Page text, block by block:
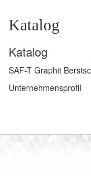
Katalog
Katalog
SAF-T Graphit
Unternehmensprofil